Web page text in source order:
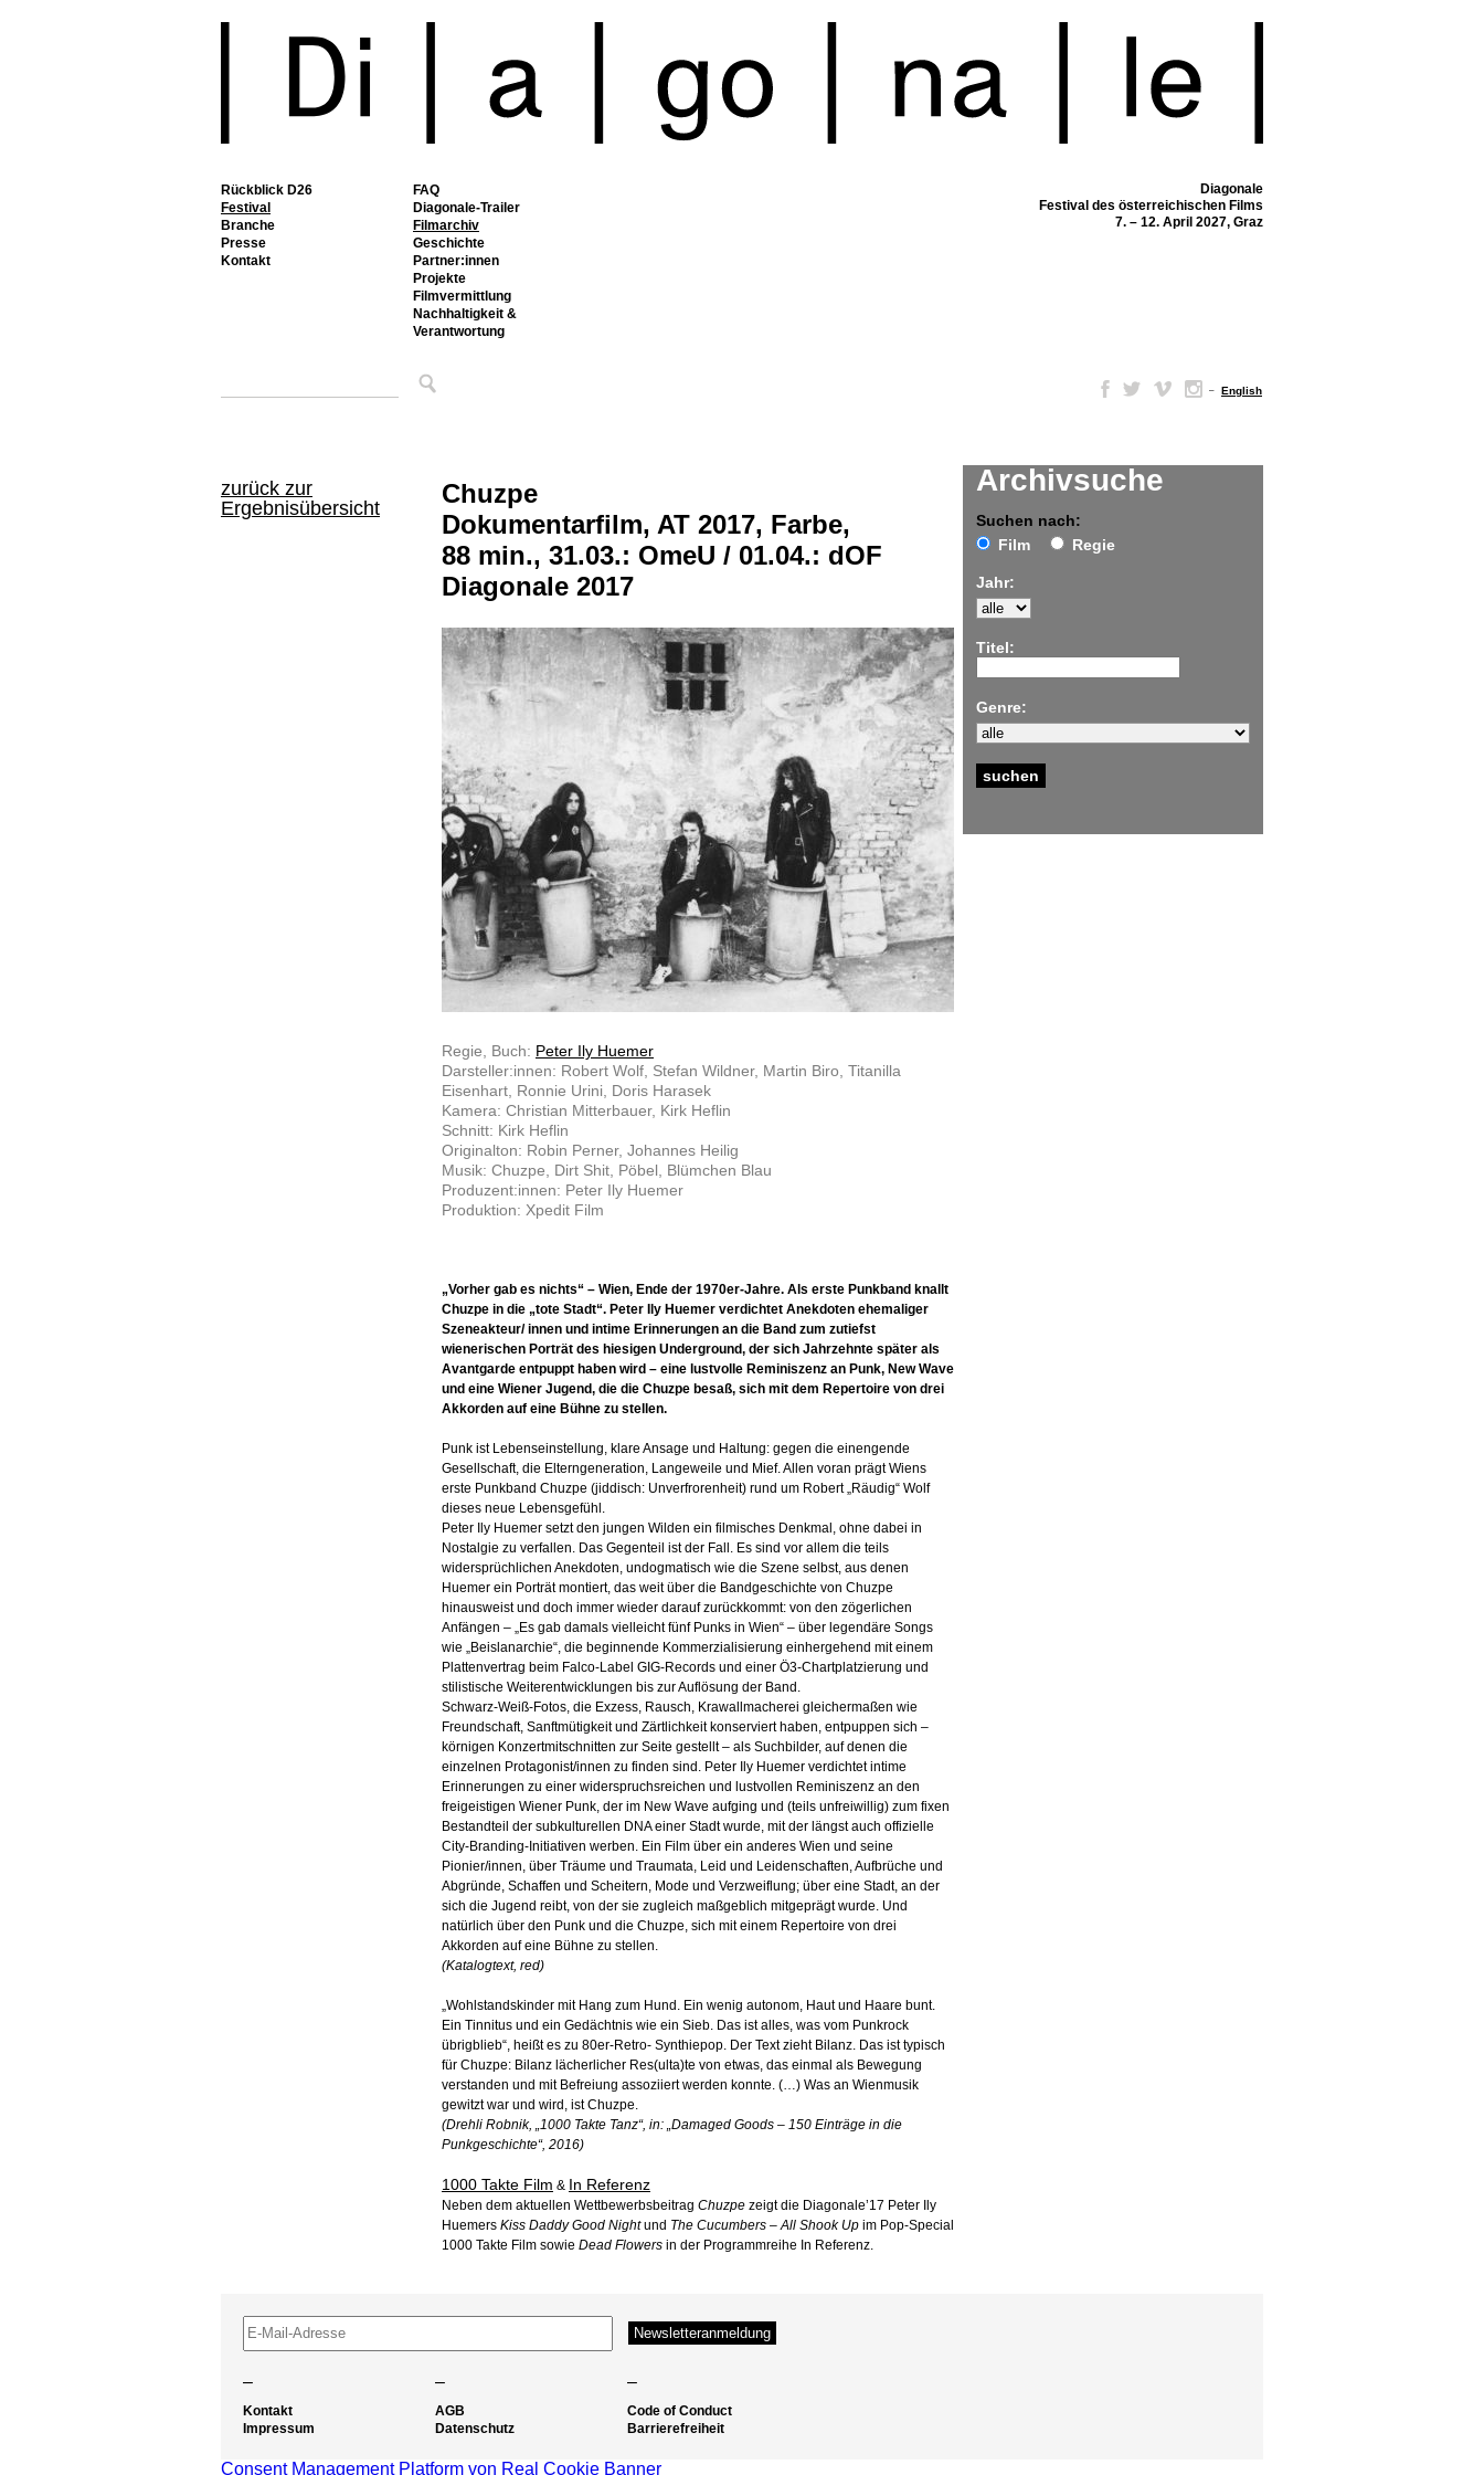
Rückblick D26
Festival
FAQ
Diagonale-Trailer
Filmarchiv
Geschichte
Partner:innen
Projekte
Filmvermittlung
Nachhaltigkeit &
Verantwortung
Branche
Presse
Kontakt
Diagonale
Festival des österreichischen Films
7. – 12. April 2027, Graz
– English
zurück zur
Ergebnisübersicht
Archivsuche
Suchen nach:
Film
Regie
Jahr:
Titel:
Genre:
Chuzpe
Dokumentarfilm, AT 2017, Farbe,
88 min., 31.03.: OmeU / 01.04.: dOF
Diagonale 2017
Regie, Buch: Peter Ily Huemer
Darsteller:innen: Robert Wolf, Stefan Wildner, Martin Biro, Titanilla
Eisenhart, Ronnie Urini, Doris Harasek
Kamera: Christian Mitterbauer, Kirk Heflin
Schnitt: Kirk Heflin
Originalton: Robin Perner, Johannes Heilig
Musik: Chuzpe, Dirt Shit, Pöbel, Blümchen Blau
Produzent:innen: Peter Ily Huemer
Produktion: Xpedit Film
„Vorher gab es nichts“ – Wien, Ende der 1970er-Jahre. Als erste Punkband knallt
Chuzpe in die „tote Stadt“. Peter Ily Huemer verdichtet Anekdoten ehemaliger
Szeneakteur/ innen und intime Erinnerungen an die Band zum zutiefst
wienerischen Porträt des hiesigen Underground, der sich Jahrzehnte später als
Avantgarde entpuppt haben wird – eine lustvolle Reminiszenz an Punk, New Wave
und eine Wiener Jugend, die die Chuzpe besaß, sich mit dem Repertoire von drei
Akkorden auf eine Bühne zu stellen.
Punk ist Lebenseinstellung, klare Ansage und Haltung: gegen die einengende
Gesellschaft, die Elterngeneration, Langeweile und Mief. Allen voran prägt Wiens
erste Punkband Chuzpe (jiddisch: Unverfrorenheit) rund um Robert „Räudig“ Wolf
dieses neue Lebensgefühl.
Peter Ily Huemer setzt den jungen Wilden ein filmisches Denkmal, ohne dabei in
Nostalgie zu verfallen. Das Gegenteil ist der Fall. Es sind vor allem die teils
widersprüchlichen Anekdoten, undogmatisch wie die Szene selbst, aus denen
Huemer ein Porträt montiert, das weit über die Bandgeschichte von Chuzpe
hinausweist und doch immer wieder darauf zurückkommt: von den zögerlichen
Anfängen – „Es gab damals vielleicht fünf Punks in Wien“ – über legendäre Songs
wie „Beislanarchie“, die beginnende Kommerzialisierung einhergehend mit einem
Plattenvertrag beim Falco-Label GIG-Records und einer Ö3-Chartplatzierung und
stilistische Weiterentwicklungen bis zur Auflösung der Band.
Schwarz-Weiß-Fotos, die Exzess, Rausch, Krawallmacherei gleichermaßen wie
Freundschaft, Sanftmütigkeit und Zärtlichkeit konserviert haben, entpuppen sich –
körnigen Konzertmitschnitten zur Seite gestellt – als Suchbilder, auf denen die
einzelnen Protagonist/innen zu finden sind. Peter Ily Huemer verdichtet intime
Erinnerungen zu einer widerspruchsreichen und lustvollen Reminiszenz an den
freigeistigen Wiener Punk, der im New Wave aufging und (teils unfreiwillig) zum fixen
Bestandteil der subkulturellen DNA einer Stadt wurde, mit der längst auch offizielle
City-Branding-Initiativen werben. Ein Film über ein anderes Wien und seine
Pionier/innen, über Träume und Traumata, Leid und Leidenschaften, Aufbrüche und
Abgründe, Schaffen und Scheitern, Mode und Verzweiflung; über eine Stadt, an der
sich die Jugend reibt, von der sie zugleich maßgeblich mitgeprägt wurde. Und
natürlich über den Punk und die Chuzpe, sich mit einem Repertoire von drei
Akkorden auf eine Bühne zu stellen.
(Katalogtext, red)
„Wohlstandskinder mit Hang zum Hund. Ein wenig autonom, Haut und Haare bunt.
Ein Tinnitus und ein Gedächtnis wie ein Sieb. Das ist alles, was vom Punkrock
übrigblieb“, heißt es zu 80er-Retro- Synthiepop. Der Text zieht Bilanz. Das ist typisch
für Chuzpe: Bilanz lächerlicher Res(ulta)te von etwas, das einmal als Bewegung
verstanden und mit Befreiung assoziiert werden konnte. (…) Was an Wienmusik
gewitzt war und wird, ist Chuzpe.
(Drehli Robnik, „1000 Takte Tanz“, in: „Damaged Goods – 150 Einträge in die
Punkgeschichte“, 2016)
1000 Takte Film & In Referenz
Neben dem aktuellen Wettbewerbsbeitrag Chuzpe zeigt die Diagonale’17 Peter Ily
Huemers Kiss Daddy Good Nightund The Cucumbers – All Shook Up im Pop-Special
1000 Takte Film sowie Dead Flowers in der Programmreihe In Referenz.
– – –
Kontakt
Impressum
AGB
Datenschutz
Code of Conduct
Barrierefreiheit
Consent Management Platform von Real Cookie Banner